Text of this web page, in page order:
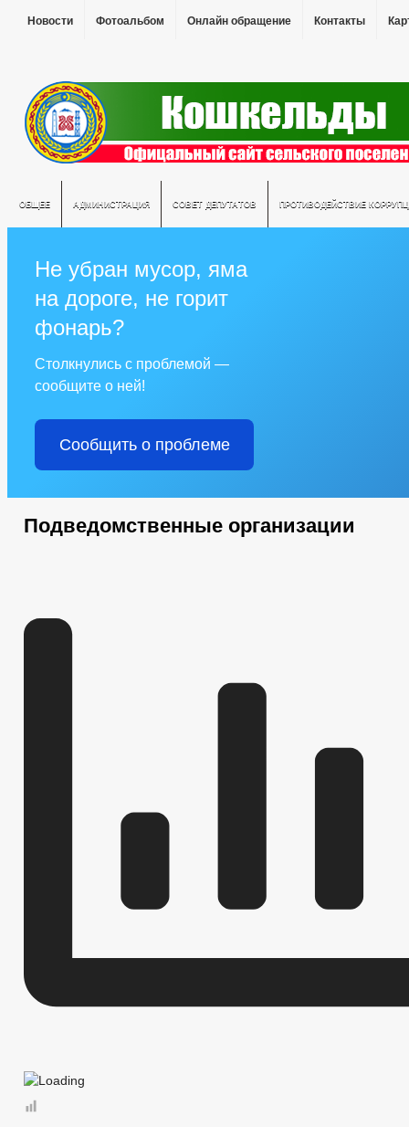
Новости Фотоальбом Онлайн обращение Контакты
ОБЩЕЕ АДМИНИСТРАЦИЯ СОВЕТ ДЕПУТАТОВ ПРОТИВОДЕЙСТВИЕ
Не убран мусор, яма
на дороге, не горит
фонарь?
Столкнулись с проблемой —
сообщите о ней!
Сообщить о проблеме
Подведомственные организации